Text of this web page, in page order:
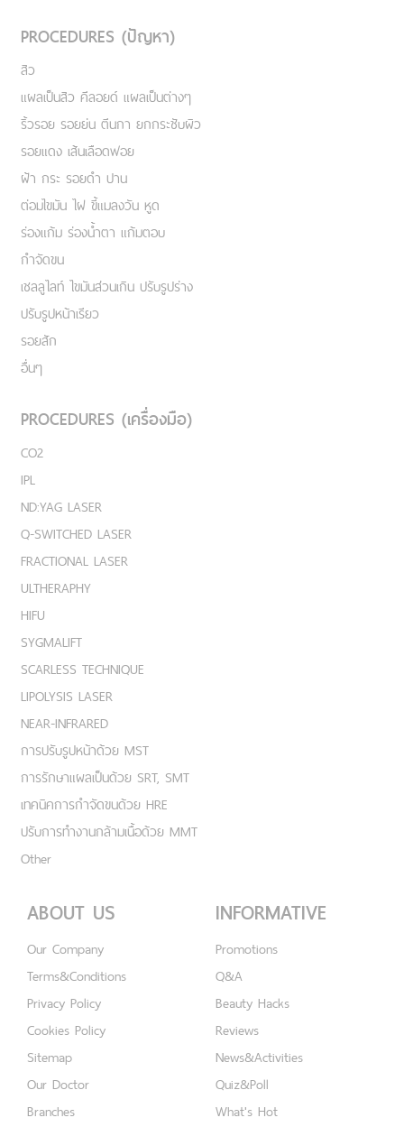
PROCEDURES (ปัญหา)
สิว
แผลเป็นสิว คีลอยด์ แผลเป็นต่างๆ
ริ้วรอย รอยย่น ตีนกา ยกกระชับผิว
รอยแดง เส้นเลือดฟอย
ฝ้า กระ รอยดำ ปาน
ต่อมไขมัน ไฝ ขี้แมลงวัน หูด
ร่องแก้ม ร่องน้ำตา แก้มตอบ
กำจัดขน
เชลลูไลท์ ไขมันส่วนเกิน ปรับรูปร่าง
ปรับรูปหน้าเรียว
รอยสัก
อื่นๆ
PROCEDURES (เครื่องมือ)
CO2
IPL
ND:YAG LASER
Q-SWITCHED LASER
FRACTIONAL LASER
ULTHERAPHY
HIFU
SYGMALIFT
SCARLESS TECHNIQUE
LIPOLYSIS LASER
NEAR-INFRARED
การปรับรูปหน้าด้วย MST
การรักษาแผลเป็นด้วย SRT, SMT
เทคนิคการกำจัดขนด้วย HRE
ปรับการทำงานกล้ามเนื้อด้วย MMT
Other
ABOUT US
Our Company
Terms&Conditions
Privacy Policy
Cookies Policy
Sitemap
Our Doctor
Branches
INFORMATIVE
Promotions
Q&A
Beauty Hacks
Reviews
News&Activities
Quiz&Poll
What's Hot